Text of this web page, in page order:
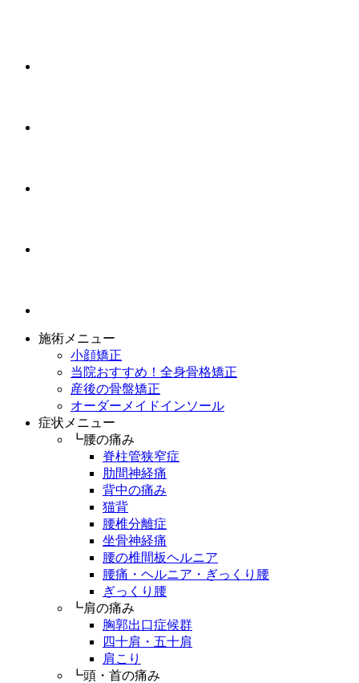
施術メニュー
小顔矯正
当院おすすめ！全身骨格矯正
産後の骨盤矯正
オーダーメイドインソール
症状メニュー
┗腰の痛み
脊柱管狭窄症
肋間神経痛
背中の痛み
猫背
腰椎分離症
坐骨神経痛
腰の椎間板ヘルニア
腰痛・ヘルニア・ぎっくり腰
ぎっくり腰
┗肩の痛み
胸郭出口症候群
四十肩・五十肩
肩こり
┗頭・首の痛み